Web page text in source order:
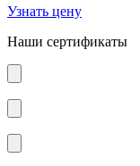
Узнать цену
Наши сертификаты